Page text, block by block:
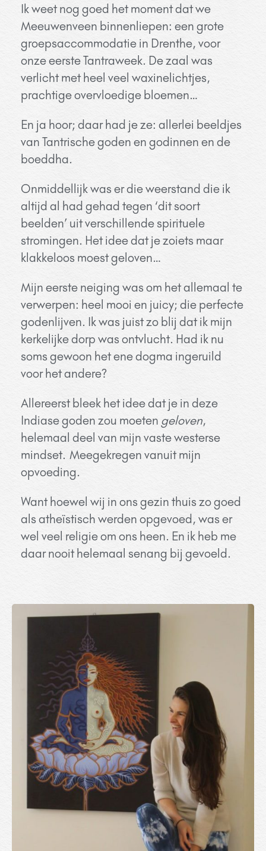
Ik weet nog goed het moment dat we
Meeuwenveen binnenliepen: een grote
groepsaccommodatie in Drenthe, voor
onze eerste Tantraweek. De zaal was
verlicht met heel veel waxinelichtjes,
prachtige overvloedige bloemen…
En ja hoor; daar had je ze: allerlei beeldjes
van Tantrische goden en godinnen en de
boeddha.
Onmiddellijk was er die weerstand die ik
altijd al had gehad tegen ‘dit soort
beelden’ uit verschillende spirituele
stromingen. Het idee dat je zoiets maar
klakkeloos moest geloven…
Mijn eerste neiging was om het allemaal te
verwerpen: heel mooi en juicy; die perfecte
godenlijven. Ik was juist zo blij dat ik mijn
kerkelijke dorp was ontvlucht. Had ik nu
soms gewoon het ene dogma ingeruild
voor het andere?
Allereerst bleek het idee dat je in deze
Indiase goden zou moeten geloven,
helemaal deel van mijn vaste westerse
mindset. Meegekregen vanuit mijn
opvoeding.
Want hoewel wij in ons gezin thuis zo goed
als atheïstisch werden opgevoed, was er
wel veel religie om ons heen. En ik heb me
daar nooit helemaal senang bij gevoeld.